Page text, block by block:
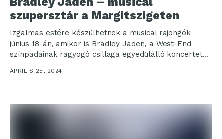
szupersztár a Margitszigeten
Izgalmas estére készülhetnek a musical rajongók
június 18-án, amikor is Bradley Jaden, a West-End
színpadainak ragyogó csillaga egyedülálló koncertet
ad a festői Margitszigeti...
ÁPRILIS 25, 2024